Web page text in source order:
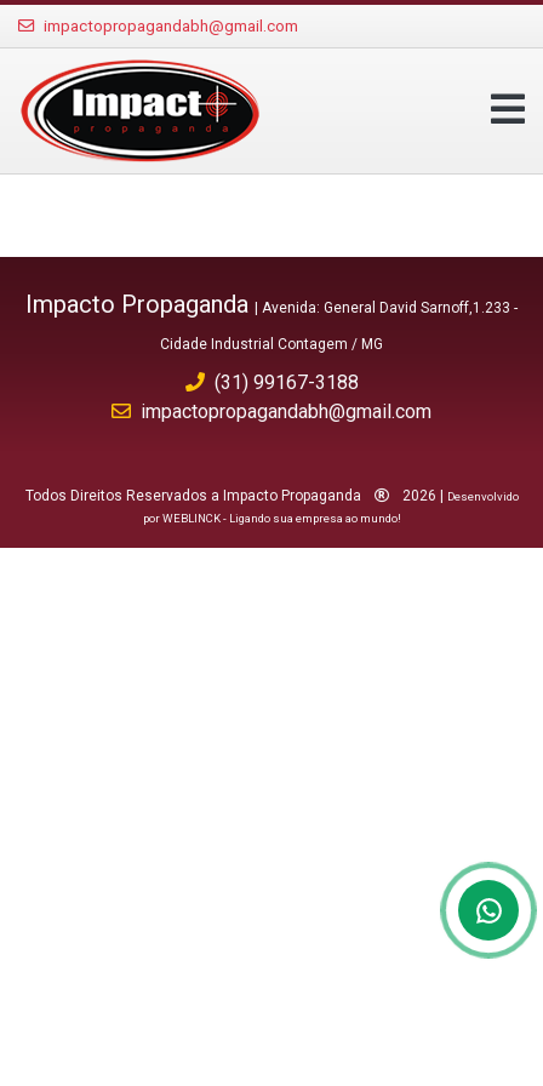
impactopropagandabh@gmail.com
Impacto Propaganda | Avenida: General David Sarnoff,1.233 -
Cidade Industrial Contagem / MG
(31) 99167-3188
impactopropagandabh@gmail.com
Todos Direitos Reservados a Impacto Propaganda 2026 |
Desenvolvido
por WEBLINCK - Ligando sua empresa ao mundo!